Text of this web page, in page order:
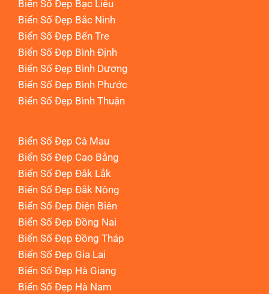
Biển Số Đẹp Bạc Liêu
Biển Số Đẹp Bắc Ninh
Biển Số Đẹp Bến Tre
Biển Số Đẹp Bình Định
Biển Số Đẹp Bình Dương
Biển Số Đẹp Bình Phước
Biển Số Đẹp Bình Thuận
Biển Số Đẹp Cà Mau
Biển Số Đẹp Cao Bằng
Biển Số Đẹp Đắk Lắk
Biển Số Đẹp Đắk Nông
Biển Số Đẹp Điện Biên
Biển Số Đẹp Đồng Nai
Biển Số Đẹp Đồng Tháp
Biển Số Đẹp Gia Lai
Biển Số Đẹp Hà Giang
Biển Số Đẹp Hà Nam